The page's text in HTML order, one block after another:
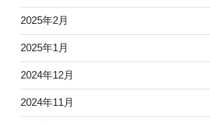
2025年2月
2025年1月
2024年12月
2024年11月